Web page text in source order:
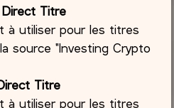
Titre
à utiliser pour les titres
source "Investing Crypto
Titre
à utiliser pour les titres